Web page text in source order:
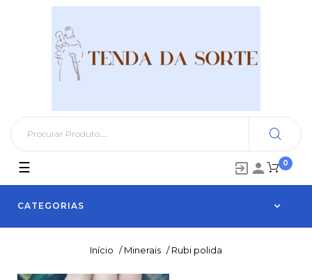
0
 
CATEGORIAS
Toggle
navigation
☰
Início / Minerais / Rubi polida